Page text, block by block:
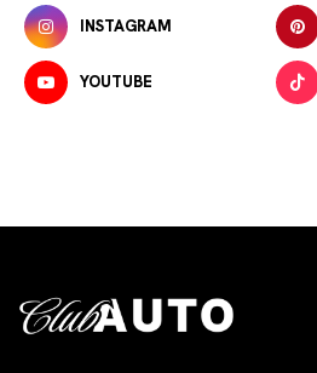
INSTAGRAM
YOUTUBE